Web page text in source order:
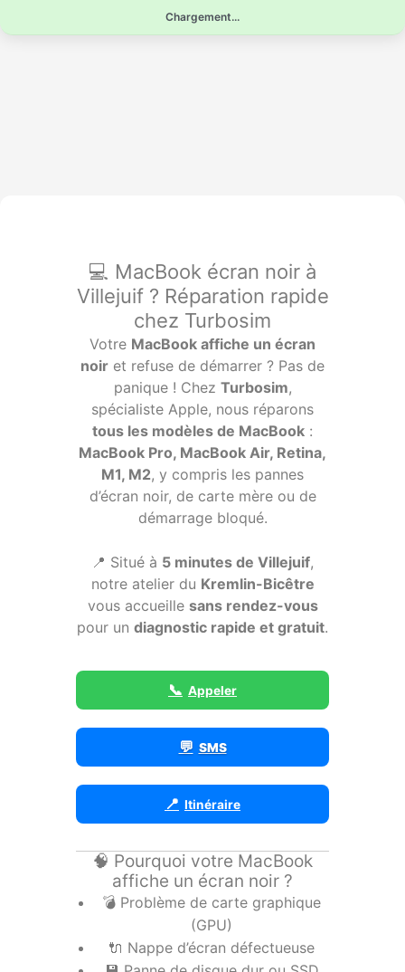
Chargement...
💻 MacBook écran noir à
Villejuif ? Réparation rapide
chez Turbosim
Votre MacBook affiche un écran
noir et refuse de démarrer ? Pas de
panique ! Chez Turbosim,
spécialiste Apple, nous réparons
tous les modèles de MacBook :
MacBook Pro, MacBook Air, Retina,
M1, M2, y compris les pannes
d’écran noir, de carte mère ou de
démarrage bloqué.
📍 Situé à 5 minutes de Villejuif,
notre atelier du Kremlin-Bicêtre
vous accueille sans rendez-vous
pour un diagnostic rapide et gratuit.
📞 Appeler
💬 SMS
📍 Itinéraire
🧠 Pourquoi votre MacBook
affiche un écran noir ?
💣 Problème de carte graphique
(GPU)
🔌 Nappe d’écran défectueuse